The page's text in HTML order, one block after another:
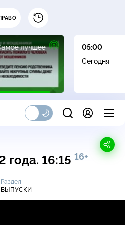
ПРАВО
лучшее
16+
05:00
Сегодня
года. 16:15 16+
Раздел
ВЫПУСКИ